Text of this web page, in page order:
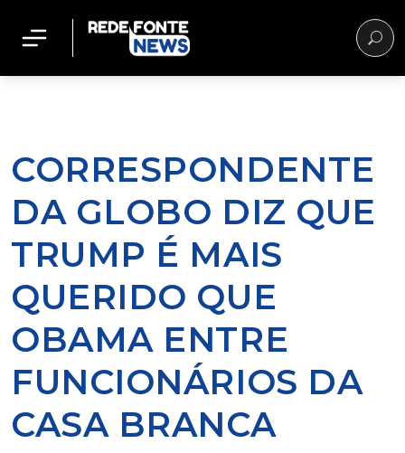
CORRESPONDENTE
DA GLOBO DIZ QUE
TRUMP É MAIS
QUERIDO QUE
OBAMA ENTRE
FUNCIONÁRIOS DA
CASA BRANCA